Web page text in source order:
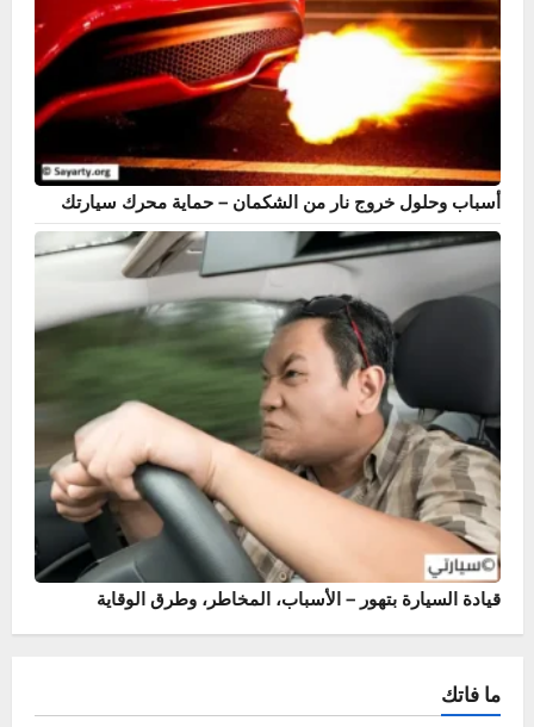
فرامل اليد في السيارة – أنواعها، كيفية عملها، وأفضل طرق
الاستخدام
أسباب وحلول خروج نار من الشكمان – حماية محرك سيارتك